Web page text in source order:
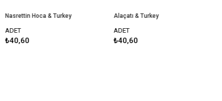
Hoca & Turkey Alaçatı & Turkey
ADET
₺40,60